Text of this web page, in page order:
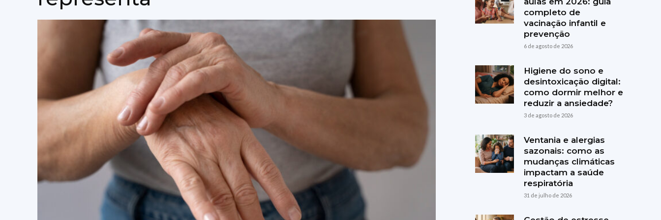
completo de
vacinação infantil e
prevenção
6 de agosto de 2026
Higiene do sono e
desintoxicação digital:
como dormir melhor e
reduzir a ansiedade?
3 de agosto de 2026
Ventania e alergias
sazonais: como as
mudanças climáticas
impactam a saúde
respiratória
31 de julho de 2026